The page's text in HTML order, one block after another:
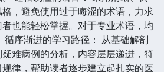
，避免使用过于晦涩的术语，力求
也能轻松掌握。对于专业术语，均
循序渐进的学习路径： 从基础解剖
难病例的分析，内容层层递进，符
律，帮助读者逐步建立起扎实的医